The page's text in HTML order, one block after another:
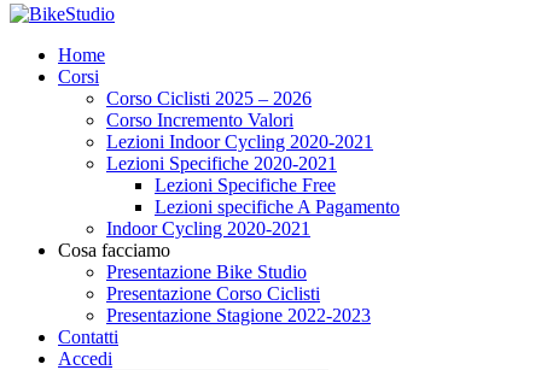
Home
Corsi
Corso Ciclisti 2025 – 2026
Corso Incremento Valori
Lezioni Indoor Cycling 2020-2021
Lezioni Specifiche 2020-2021
Lezioni Specifiche Free
Lezioni specifiche A Pagamento
Indoor Cycling 2020-2021
Cosa facciamo
Presentazione Bike Studio
Presentazione Corso Ciclisti
Presentazione Stagione 2022-2023
Contatti
Accedi